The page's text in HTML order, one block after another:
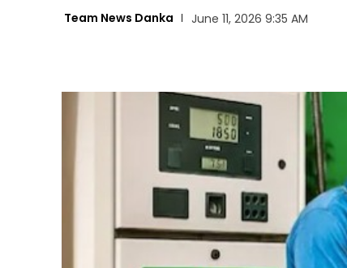
Team News Danka June 11, 2026 9:35 AM